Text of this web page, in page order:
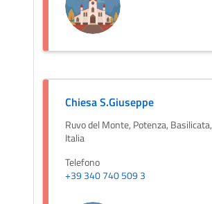
Chiesa S.Giuseppe
Ruvo del Monte, Potenza, Basilicata,
Italia
Telefono
+39 340 740 509 3